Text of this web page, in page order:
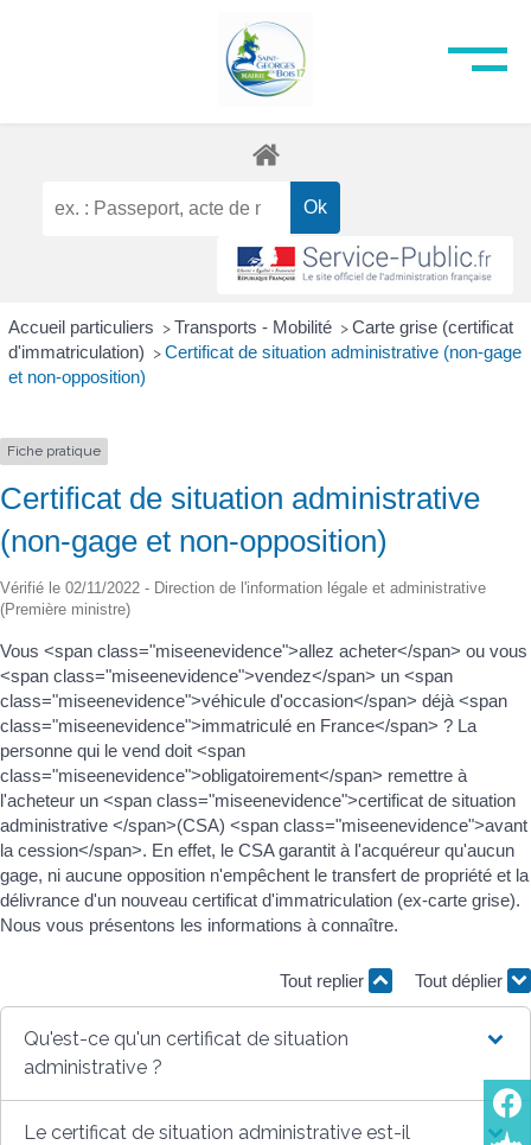
Accueil particuliers > Transports - Mobilité > Carte grise (certificat
d'immatriculation) > Certificat de situation administrative (non-gage
et non-opposition)
Fiche pratique
Certificat de situation administrative
(non-gage et non-opposition)
Vérifié le 02/11/2022 - Direction de l'information légale et administrative
(Première ministre)
Vous <span class="miseenevidence">allez acheter</span> ou vous
<span class="miseenevidence">vendez</span> un <span
class="miseenevidence">véhicule d'occasion</span> déjà <span
class="miseenevidence">immatriculé en France</span> ? La
personne qui le vend doit <span
class="miseenevidence">obligatoirement</span> remettre à
l'acheteur un <span class="miseenevidence">certificat de situation
administrative </span>(CSA) <span class="miseenevidence">avant
la cession</span>. En effet, le CSA garantit à l'acquéreur qu'aucun
gage, ni aucune opposition n'empêchent le transfert de propriété et la
délivrance d'un nouveau certificat d'immatriculation (ex-carte grise).
Nous vous présentons les informations à connaître.
Tout replier Tout déplier
Qu'est-ce qu'un certificat de situation
administrative ?
Le certificat de situation administrative est-il